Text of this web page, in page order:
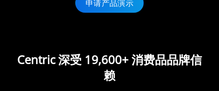
申请产品演示
Centric 深受 19,600+ 消费品品牌信
赖